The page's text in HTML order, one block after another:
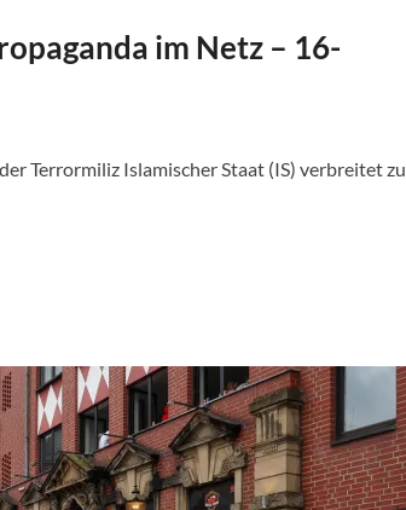
im Netz – 16-
Terrormiliz Islamischer Staat (IS) verbreitet zu